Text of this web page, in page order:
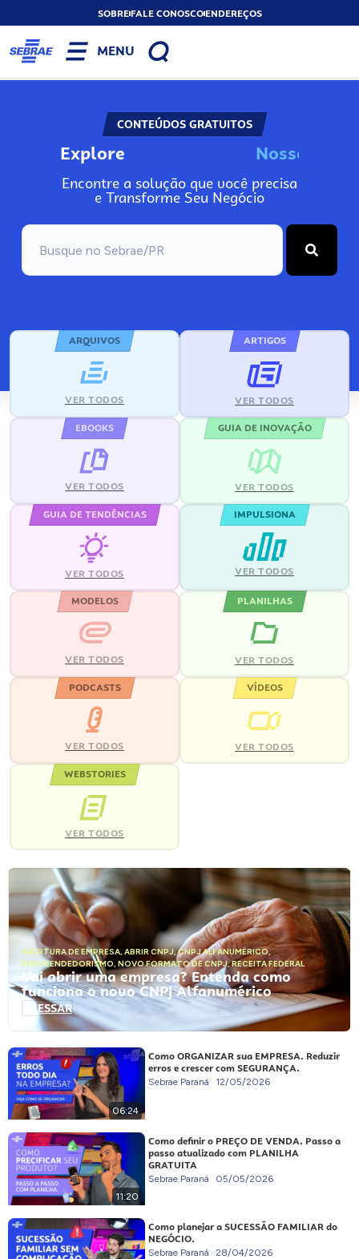
SOBREFALE CONOSCOENDEREÇOS
MENU
CONTEÚDOS GRATUITOS
Explore Nosso
Encontre a solução que você precisa
e Transforme Seu Negócio
ARQUIVOS
VER TODOS
ARTIGOS
VER TODOS
EBOOKS
VER TODOS
GUIA DE INOVAÇÃO
VER TODOS
GUIA DE TENDÊNCIAS
VER TODOS
IMPULSIONA
VER TODOS
MODELOS
VER TODOS
PLANILHAS
VER TODOS
PODCASTS
VER TODOS
VÍDEOS
VER TODOS
WEBSTORIES
VER TODOS
ABERTURA DE EMPRESA, ABRIR CNPJ,CNPJ ALFANUMÉRICO,
EMPREENDEDORISMO, NOVO FORMATO DE CNPJ,RECEITA FEDERAL
Vai abrir uma empresa? Entenda como
funciona o novo CNPJ Alfanumérico
ACESSAR
06:24
Como ORGANIZAR sua EMPRESA. Reduzir
erros e crescer com SEGURANÇA.
Sebrae Paraná 12/05/2026
11:20
Como definir o PREÇO DE VENDA. Passo a
passo atualizado com PLANILHA
GRATUITA
Sebrae Paraná 05/05/2026
Como planejar a SUCESSÃO FAMILIAR do
NEGÓCIO.
Sebrae Paraná 28/04/2026